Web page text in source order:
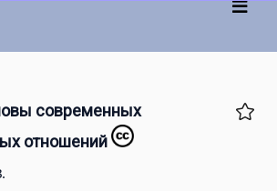
современных
отношений